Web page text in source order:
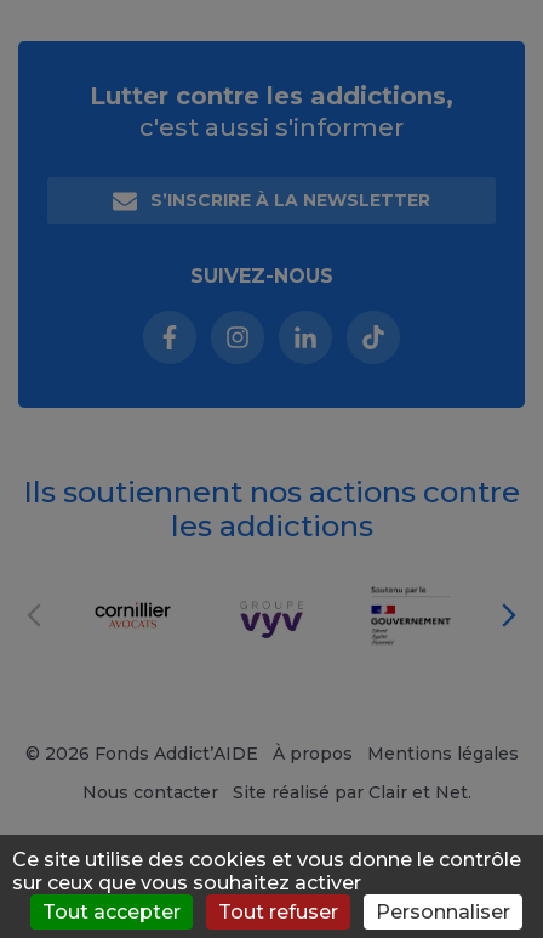
Menu S'évaluer Consulter Forum News
Lutter contre les addictions,
c'est aussi s'informer
S’INSCRIRE À LA NEWSLETTER
SUIVEZ-NOUS
Facebook (nouvelle fenêtre)
Instagram (nouvelle fenêtre)
Linkedin (nouvelle
Tiktok (nouvelle
Ils soutiennent nos actions contre
les addictions
© 2026 Fonds Addict’AIDE À propos
Mentions légales
Nous contacter
Site réalisé par Clair et Net.
Ce site utilise des cookies et vous donne le contrôle
sur ceux que vous souhaitez activer
Tout accepter
Tout refuser Personnaliser